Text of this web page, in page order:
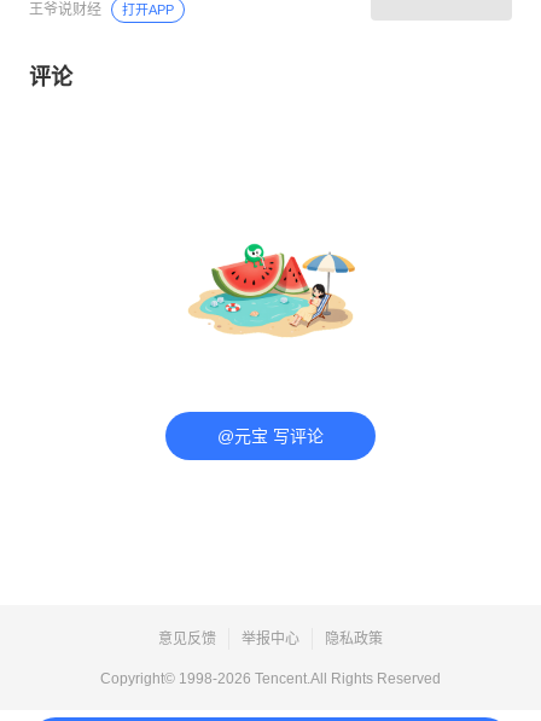
王爷说财经 打开APP
评论
@元宝 写评论
意见反馈 举报中心 隐私政策
Copyright© 1998-2026 Tencent.All Rights Reserved